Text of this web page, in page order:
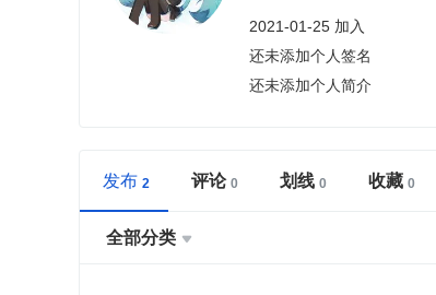
2021-01-25 加入
还未添加个人签名
还未添加个人简介
发布 评论 划线 收藏
全部分类 